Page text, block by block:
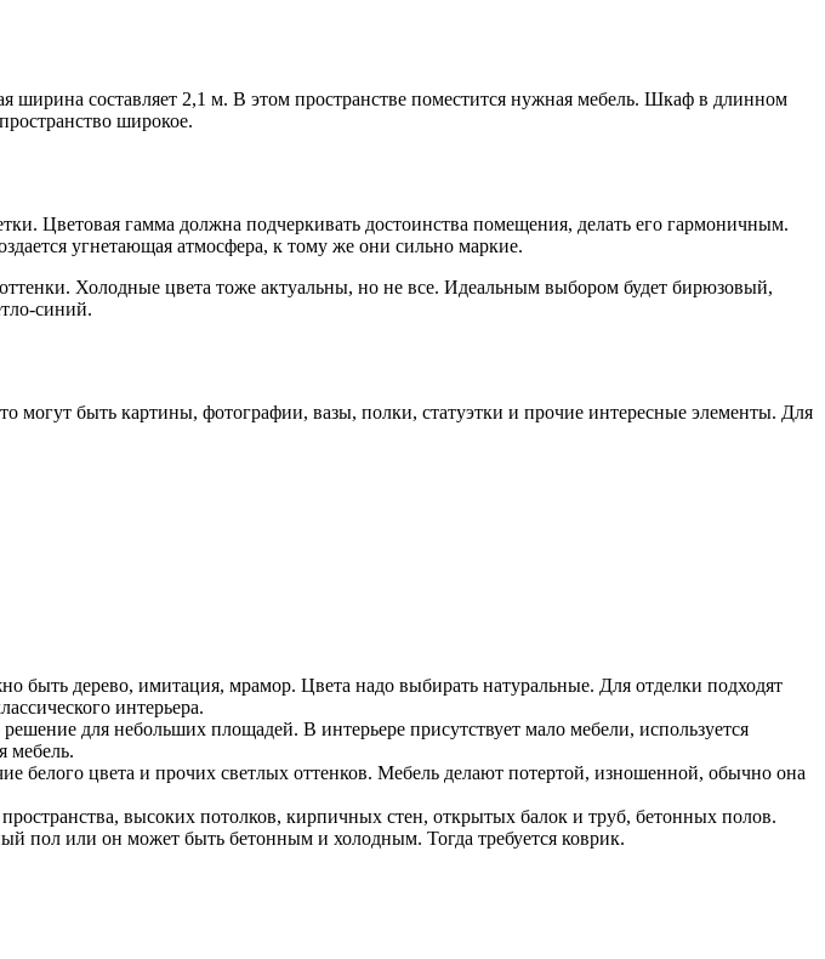
составляет 2,1 м. В этом пространстве поместится нужная мебель. Шкаф в длинном
широкое.
Цветовая гамма должна подчеркивать достоинства помещения, делать его гармоничным.
угнетающая атмосфера, к тому же они сильно маркие.
Холодные цвета тоже актуальны, но не все. Идеальным выбором будет бирюзовый,
синий.
могут быть картины, фотографии, вазы, полки, статуэтки и прочие интересные элементы. Для
быть дерево, имитация, мрамор. Цвета надо выбирать натуральные. Для отделки подходят
интерьера.
для небольших площадей. В интерьере присутствует мало мебели, используется
мебель.
белого цвета и прочих светлых оттенков. Мебель делают потертой, изношенной, обычно она
высоких потолков, кирпичных стен, открытых балок и труб, бетонных полов.
пол или он может быть бетонным и холодным. Тогда требуется коврик.